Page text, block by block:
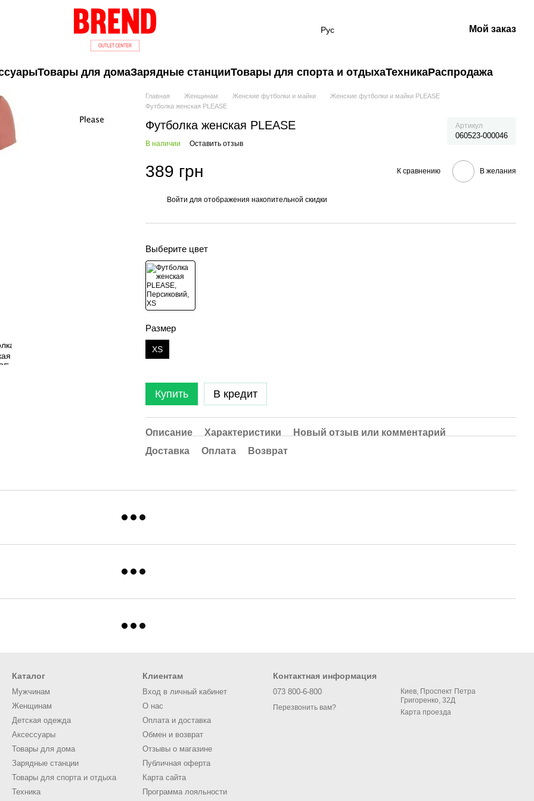
Рус Мой заказ
Товары для домаЗарядные станцииТовары для спорта и отдыхаТехникаРаспродажа
Главная Женщинам Женские футболки и майки
Женские футболки и майки PLEASE
Футболка женская PLEASE
Футболка женская PLEASE Артикул
060523-000046
В наличии Оставить отзыв
389 грн К сравнению В желания
Войти для отображения накопительной скидки
Выберите цвет
Размер
XS
Купить В кредит
Описание Характеристики
Новый отзыв или комментарий
Доставка
Оплата Возврат
Каталог
Мужчинам
Женщинам
Детская одежда
Аксессуары
Товары для дома
Зарядные станции
Товары для спорта и отдыха
Техника
Клиентам
Вход в личный кабинет
О нас
Оплата и доставка
Обмен и возврат
Отзывы о магазине
Публичная оферта
Карта сайта
Программа лояльности
Контактная информация
073 800-6-800
Перезвонить вам?
Киев, Проспект Петра
Григоренко, 32Д
Карта проезда